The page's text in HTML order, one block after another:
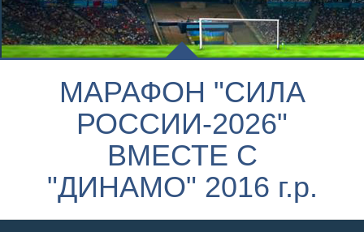
МАРАФОН "СИЛА
РОССИИ-2026"
ВМЕСТЕ С
"ДИНАМО" 2016 г.р.